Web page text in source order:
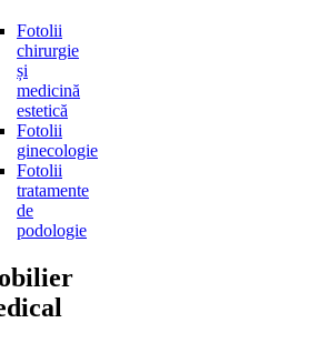
Fotolii
chirurgie
și
medicină
estetică
Fotolii
ginecologie
Fotolii
tratamente
de
podologie